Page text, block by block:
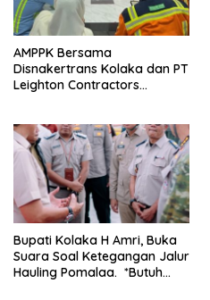
AMPPK Bersama
Disnakertrans Kolaka dan PT
Leighton Contractors
Bupati Kolaka H Amri, Buka
Suara Soal Ketegangan Jalur
Hauling Pomalaa. *Butuh